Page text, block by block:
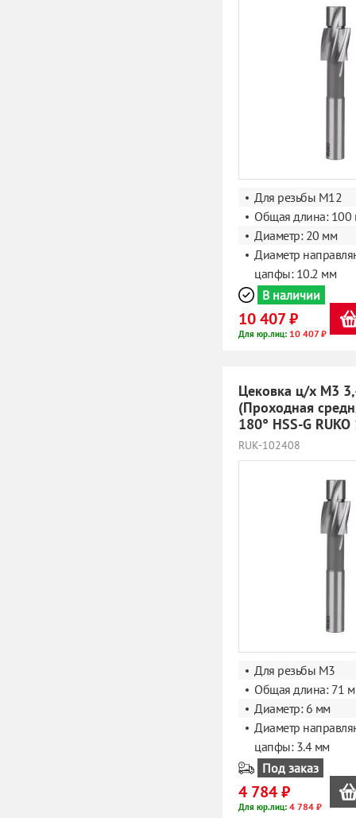
Для резьбы M12
Общая длина: 100
Диаметр: 20 мм
Диаметр
цапфы: 10.2 мм
В наличии
10 407 ₽
Для юр.лиц: 10 407 ₽
Цековка ц/х M3
(Проходная
180° HSS-G
RUK-102408
Для резьбы M3
Общая длина: 71
Диаметр: 6 мм
Диаметр
цапфы: 3.4 мм
Под заказ
4 784 ₽
Для юр.лиц: 4 784 ₽